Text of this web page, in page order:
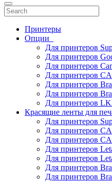
Принтеры
Опции
Для принтеров
Для принтеров
Для принтеров
Для принтеров
Для принтеров
Для принтеров
Для принтеров
Красящие ленты для
Для принтеров
Для принтеров
Для принтеров
Для принтеров
Для принтеров
Для принтеров
Для принтеров